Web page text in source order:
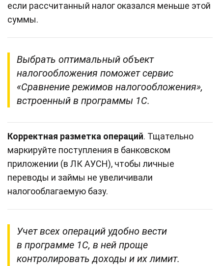
если рассчитанный налог оказался меньше этой
суммы.
Выбрать оптимальный объект
налогообложения поможет сервис
«Сравнение режимов налогообложения»,
встроенный в программы 1С.
Корректная разметка операций. Тщательно
маркируйте поступления в банковском
приложении (в ЛК АУСН), чтобы личные
переводы и займы не увеличивали
налогооблагаемую базу.
Учет всех операций удобно вести
в программе 1С, в ней проще
контролировать доходы и их лимит.